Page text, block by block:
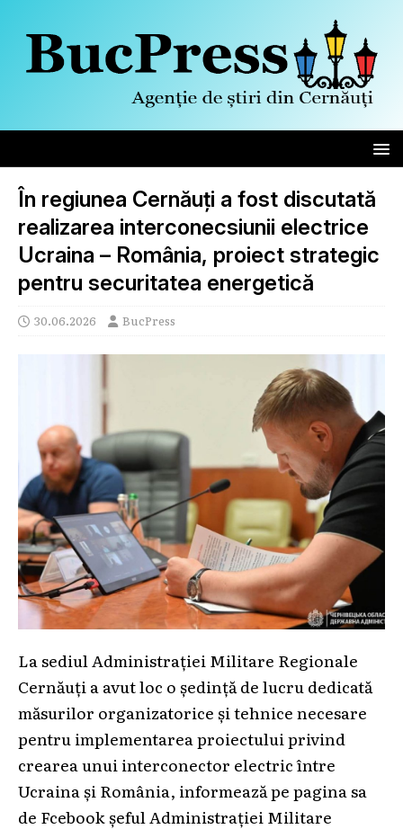
În regiunea Cernăuți a fost discutată
realizarea interconecsiunii electrice
Ucraina – România, proiect strategic
pentru securitatea energetică
30.06.2026 BucPress
La sediul Administrației Militare Regionale
Cernăuți a avut loc o ședință de lucru dedicată
măsurilor organizatorice și tehnice necesare
pentru implementarea proiectului privind
crearea unui interconector electric între
Ucraina și România, informează pe pagina sa
de Fcebook șeful Administrației Militare